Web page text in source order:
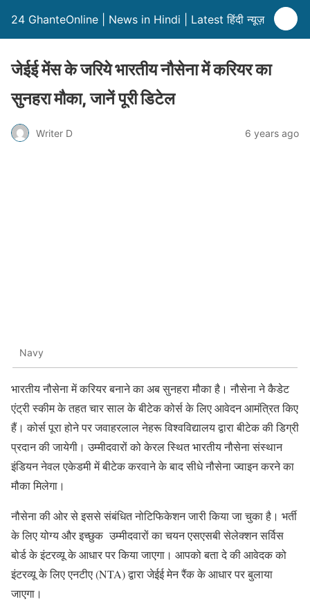
24 GhanteOnline | News in Hindi | Latest हिंदी न्यूज़
जेईई मेंस के जरिये भारतीय नौसेना में करियर का
सुनहरा मौका, जानें पूरी डिटेल
Writer D 6 years ago
Navy
भारतीय नौसेना में करियर बनाने का अब सुनहरा मौका है। नौसेना ने कैडेट
एंट्री स्कीम के तहत चार साल के बीटेक कोर्स के लिए आवेदन आमंत्रित किए
हैं। कोर्स पूरा होने पर जवाहरलाल नेहरू विश्वविद्यालय द्वारा बीटेक की डिग्री
प्रदान की जायेगी। उम्मीदवारों को केरल स्थित भारतीय नौसेना संस्थान
इंडियन नेवल एकेडमी में बीटेक करवाने के बाद सीधे नौसेना ज्वाइन करने का
मौका मिलेगा।
नौसेना की ओर से इससे संबंधित नोटिफिकेशन जारी किया जा चुका है। भर्ती
के लिए योग्य और इच्छुक उम्मीदवारों का चयन एसएसबी सेलेक्शन सर्विस
बोर्ड के इंटरव्यू के आधार पर किया जाएगा। आपको बता दे की आवेदक को
इंटरव्यू के लिए एनटीए (NTA) द्वारा जेईई मेन रैंक के आधार पर बुलाया
जाएगा।